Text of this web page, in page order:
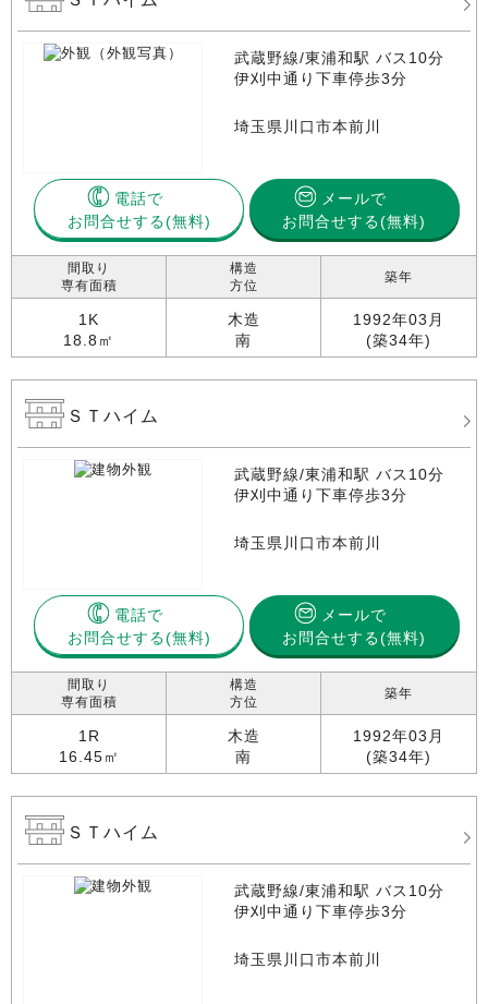
武蔵野線/東浦和駅 バス10分
伊刈中通り下車停歩3分
埼玉県川口市本前川
電話で
お問合せする
メールで
お問合せする(無料)
間取り
専有面積
1K
18.8㎡
構造
方位
木造
南
築年
1992年03月
(築34年)
ＳＴハイム
武蔵野線/東浦和駅 バス10分
伊刈中通り下車停歩3分
埼玉県川口市本前川
電話で
お問合せする
メールで
お問合せする(無料)
間取り
専有面積
1R
16.45㎡
構造
方位
木造
南
築年
1992年03月
(築34年)
ＳＴハイム
武蔵野線/東浦和駅 バス10分
伊刈中通り下車停歩3分
埼玉県川口市本前川